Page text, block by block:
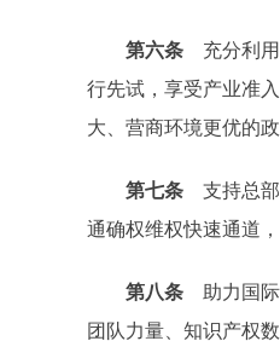
第六条 充分利
行先试，享受产业准
大、营商环境更优的政
第七条 支持总
通确权维权快速通道
第八条
助力国
团队力量、知识产权